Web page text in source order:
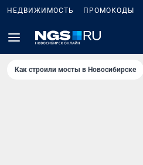
НЕДВИЖИМОСТЬ ПРОМОКОДЫ
Как строили мосты в Новосибирске